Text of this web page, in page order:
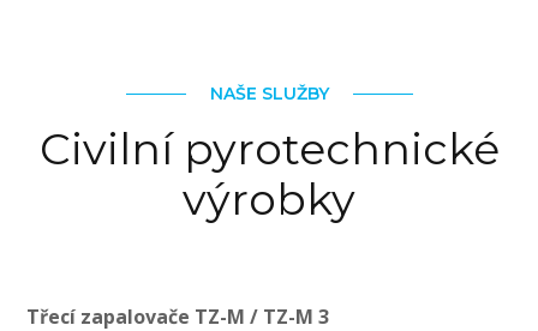
NAŠE SLUŽBY
Civilní pyrotechnické
výrobky
Třecí zapalovače TZ-M / TZ-M 3